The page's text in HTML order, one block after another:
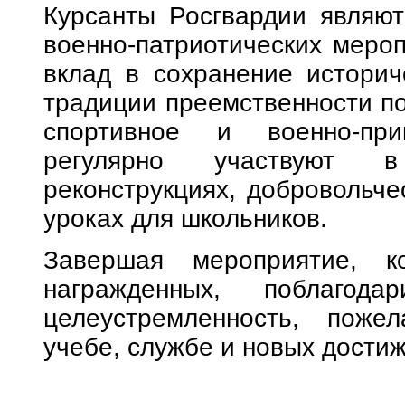
Курсанты Росгвардии
военно-патриотических
вклад в сохранение
традиции преемственности
спортивное и военно-
регулярно участвуют
реконструкциях,
уроках для школьников.
Завершая мероприятие,
награжденных,
целеустремленность,
учебе, службе и новых